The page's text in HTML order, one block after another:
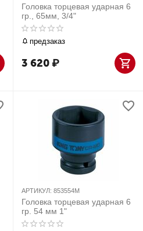
Головка торцевая ударная 6
гр., 65мм, 3/4"
предзаказ
3 620₽
АРТИКУЛ: 853554M
Головка торцевая ударная 6
гр. 54 мм 1"